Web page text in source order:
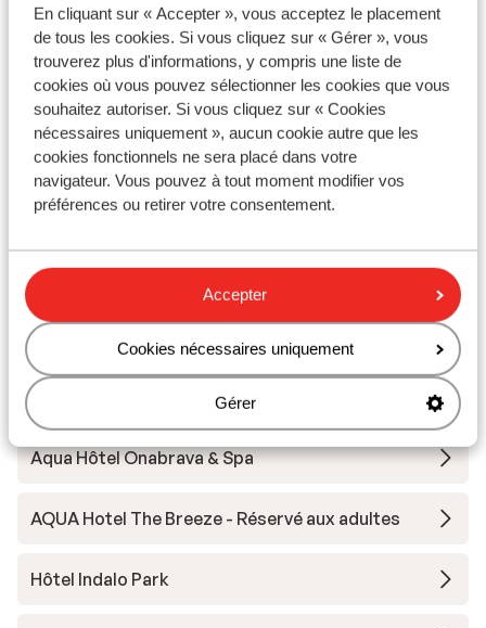
En cliquant sur « Accepter », vous acceptez le placement
de tous les cookies. Si vous cliquez sur « Gérer », vous
trouverez plus d'informations, y compris une liste de
cookies où vous pouvez sélectionner les cookies que vous
souhaitez autoriser. Si vous cliquez sur « Cookies
nécessaires uniquement », aucun cookie autre que les
cookies fonctionnels ne sera placé dans votre
navigateur. Vous pouvez à tout moment modifier vos
préférences ou retirer votre consentement.
Accepter
Cookies nécessaires uniquement
Gérer
Sumus Hotel Monteplaya & Spa - All inclusive -
Réservé aux adultes
Sumus Hôtel Monteplaya & Spa - Réservé aux
adultes
Aqua Hôtel Promenade & Spa
Atzavara Hôtel & Spa
AQUA Hôtel Bertran Park - chambre d'hôtes
Sumus Hôtel Stella & Spa
Aqua Hôtel Onabrava & Spa
AQUA Hotel The Breeze - Réservé aux adultes
Hôtel Indalo Park